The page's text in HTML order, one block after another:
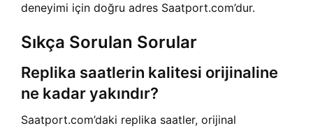
deneyimi için doğru adres Saatport.com’dur.
Sıkça Sorulan Sorular
Replika saatlerin kalitesi orijinaline
ne kadar yakındır?
Saatport.com’daki replika saatler, orijinal